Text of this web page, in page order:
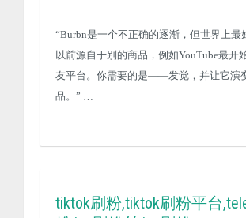
“Burbn是一个不正确的逐渐，但世界上最
以前源自于别的商品，例如YouTube最开
友平台。你需要的是——发觉，并让它演
品。” …
tiktok刷粉,tiktok刷粉平台